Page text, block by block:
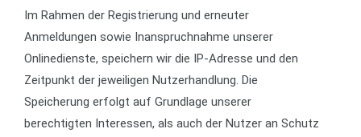
Im Rahmen der Registrierung und erneuter
Anmeldungen sowie Inanspruchnahme unserer
Onlinedienste, speichern wir die IP-Adresse und den
Zeitpunkt der jeweiligen Nutzerhandlung. Die
Speicherung erfolgt auf Grundlage unserer
berechtigten Interessen, als auch der Nutzer an Schutz